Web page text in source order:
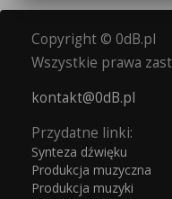
Copyright © 0dB.pl
Wszystkie prawa
kontakt@0dB.pl
Przydatne linki:
Synteza dźwięku
Produkcja muzyczna
Produkcja muzyki